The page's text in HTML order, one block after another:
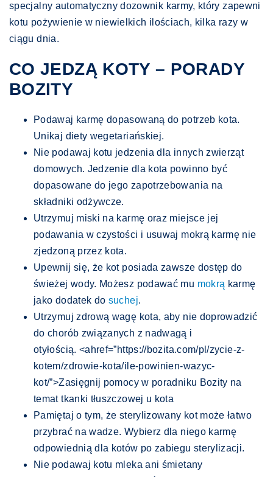
specjalny automatyczny dozownik karmy, który zapewni
kotu pożywienie w niewielkich ilościach, kilka razy w
ciągu dnia.
CO JEDZĄ KOTY – PORADY
BOZITY
Podawaj karmę dopasowaną do potrzeb kota.
Unikaj diety wegetariańskiej.
Nie podawaj kotu jedzenia dla innych zwierząt
domowych. Jedzenie dla kota powinno być
dopasowane do jego zapotrzebowania na
składniki odżywcze.
Utrzymuj miski na karmę oraz miejsce jej
podawania w czystości i usuwaj mokrą karmę nie
zjedzoną przez kota.
Upewnij się, że kot posiada zawsze dostęp do
świeżej wody. Możesz podawać mu mokrą karmę
jako dodatek do suchej.
Utrzymuj zdrową wagę kota, aby nie doprowadzić
do chorób związanych z nadwagą i
otyłością. <ahref=”https://bozita.com/pl/zycie-z-
kotem/zdrowie-kota/ile-powinien-wazyc-
kot/”>Zasięgnij pomocy w poradniku Bozity na
temat tkanki tłuszczowej u kota
Pamiętaj o tym, że sterylizowany kot może łatwo
przybrać na wadze. Wybierz dla niego karmę
odpowiednią dla kotów po zabiegu sterylizacji.
Nie podawaj kotu mleka ani śmietany